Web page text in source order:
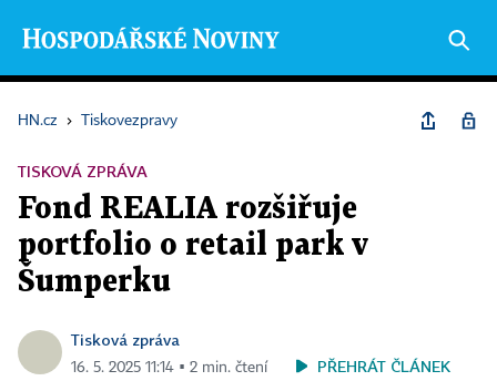
HN.cz › Tiskovezpravy
TISKOVÁ ZPRÁVA
Fond REALIA rozšiřuje
portfolio o retail park v
Šumperku
Tisková zpráva
16. 5. 2025 11:14 ▪ 2 min. čtení PŘEHRÁT ČLÁNEK